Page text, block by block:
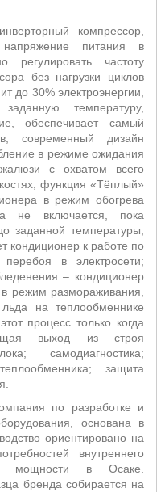
инверторный компрессор,
питания в
регулировать частоту
без нагрузки циклов
до 30% электроэнергии,
температуру,
обеспечивает самый
современный дизайн
в режиме ожидания
с охватом всего
; функция «Тёплый»
в режим обогрева
не включается, пока
заданной температуры;
кондиционер к работе по
в электросети;
– кондиционер
режим размораживания,
на теплообменнике
процесс только когда
выход из строя
самодиагностика;
защита
по разработке и
основана в
ориентировано на
внутреннего
мощности в Осаке.
бренда собирается на